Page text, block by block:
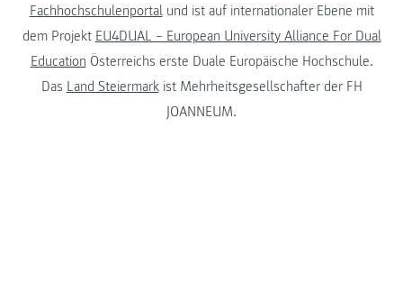
Fachhochschulenportalund ist auf internationaler Ebene mit
dem Projekt EU4DUAL – European University Alliance For Dual
Education Österreichs erste Duale Europäische Hochschule.
Das Land Steiermarkist Mehrheitsgesellschafter der FH
JOANNEUM.